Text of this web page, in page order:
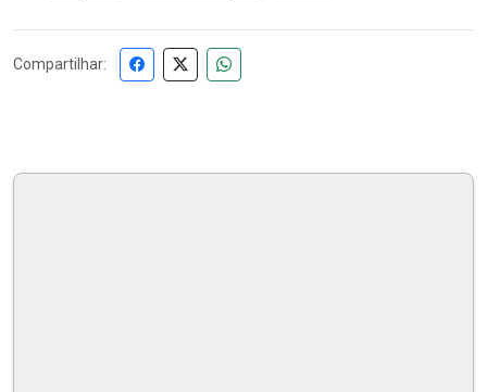
Compartilhar: